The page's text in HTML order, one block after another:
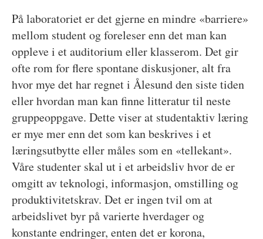
På laboratoriet er det gjerne en mindre «barriere»
mellom student og foreleser enn det man kan
oppleve i et auditorium eller klasserom. Det gir
ofte rom for flere spontane diskusjoner, alt fra
hvor mye det har regnet i Ålesund den siste tiden
eller hvordan man kan finne litteratur til neste
gruppeoppgave. Dette viser at studentaktiv læring
er mye mer enn det som kan beskrives i et
læringsutbytte eller måles som en «tellekant».
Våre studenter skal ut i et arbeidsliv hvor de er
omgitt av teknologi, informasjon, omstilling og
produktivitetskrav. Det er ingen tvil om at
arbeidslivet byr på varierte hverdager og
konstante endringer, enten det er korona,